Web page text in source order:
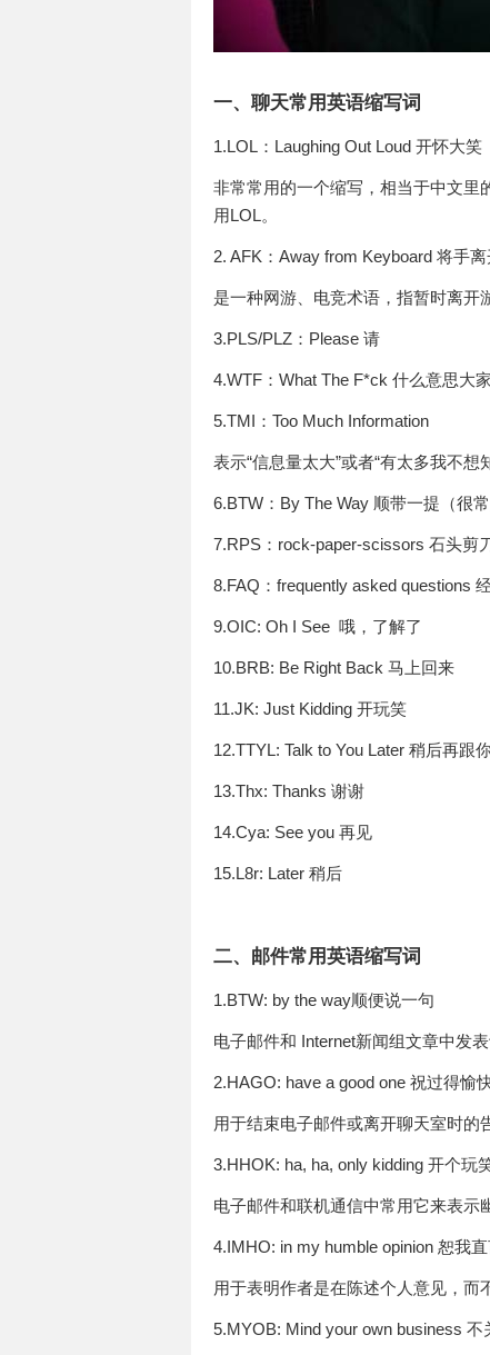
一、聊天常用英语缩写词
1.LOL：Laughing Out Loud 开怀大笑
非常常用的一个缩写，相当于中文里
用LOL。
2. AFK：Away from Keyboard 将手
是一种网游、电竞术语，指暂时离开
3.PLS/PLZ：Please 请
4.WTF：What The F*ck 什么意思大
5.TMI：Too Much Information
表示“信息量太大”或者“有太多我不想
6.BTW：By The Way 顺带一提（很常
7.RPS：rock-paper-scissors 石头剪
8.FAQ：frequently asked questions
9.OIC: Oh I See 哦，了解了
10.BRB: Be Right Back 马上回来
11.JK: Just Kidding 开玩笑
12.TTYL: Talk to You Later 稍后再跟
13.Thx: Thanks 谢谢
14.Cya: See you 再见
15.L8r: Later 稍后
二、邮件常用英语缩写词
1.BTW: by the way顺便说一句
电子邮件和 Internet新闻组文章中发
2.HAGO: have a good one 祝过得愉
用于结束电子邮件或离开聊天室时的
3.HHOK: ha, ha, only kidding 开个玩
电子邮件和联机通信中常用它来表示
4.IMHO: in my humble opinion 恕我
用于表明作者是在陈述个人意见，
5.MYOB: Mind your own business 不